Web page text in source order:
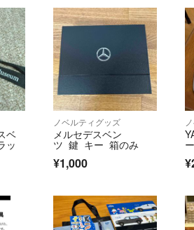
ベ
ッ
ノベルティグッズ
メルセデスベン
ツ 鍵 キー 箱のみ
¥1,000